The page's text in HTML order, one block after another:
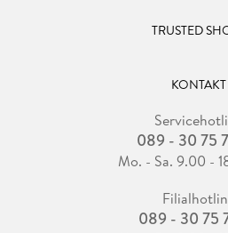
TRUSTED
KONTAKT
089 - 30 75
Mo. - Sa. 9.00 -
089 - 30 75